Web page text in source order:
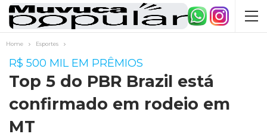
Home Esportes
R$ 500 MIL EM PRÊMIOS
Top 5 do PBR Brazil está
confirmado em rodeio em
MT